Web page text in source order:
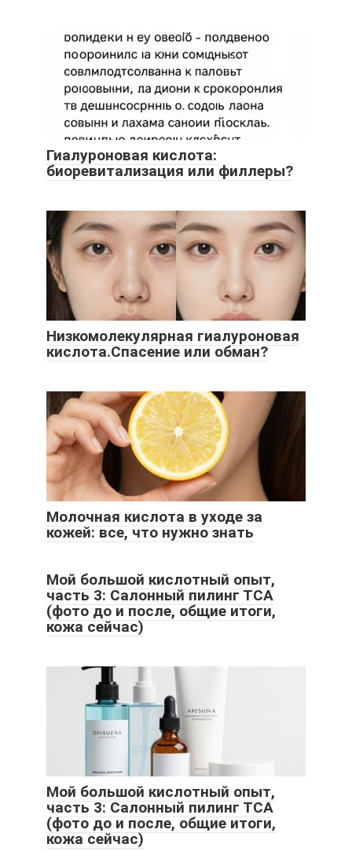
Гиалуроновая кислота:
биоревитализация или филлеры?
Низкомолекулярная гиалуроновая
кислота.Спасение или обман?
Молочная кислота в уходе за
кожей: все, что нужно знать
Мой большой кислотный опыт,
часть 3: Салонный пилинг ТСА
(фото до и после, общие итоги,
кожа сейчас)
Мой большой кислотный опыт,
часть 3: Салонный пилинг ТСА
(фото до и после, общие итоги,
кожа сейчас)